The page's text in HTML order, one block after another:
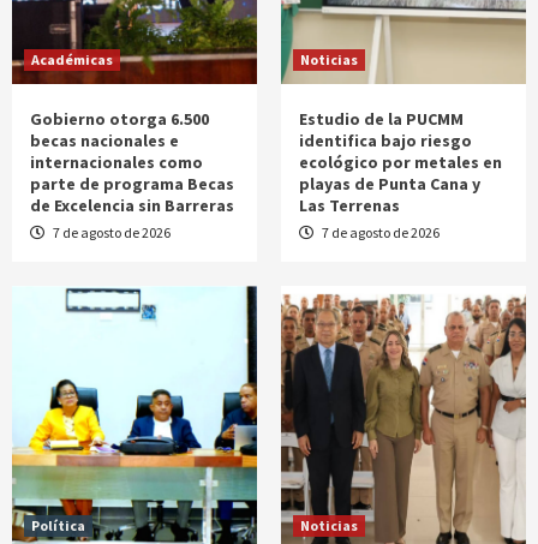
Académicas
Gobierno otorga 6.500
becas nacionales e
internacionales como
parte de programa Becas
de Excelencia sin Barreras
7 de agosto de 2026
Noticias
Estudio de la PUCMM
identifica bajo riesgo
ecológico por metales en
playas de Punta Cana y
Las Terrenas
7 de agosto de 2026
Política Noticias